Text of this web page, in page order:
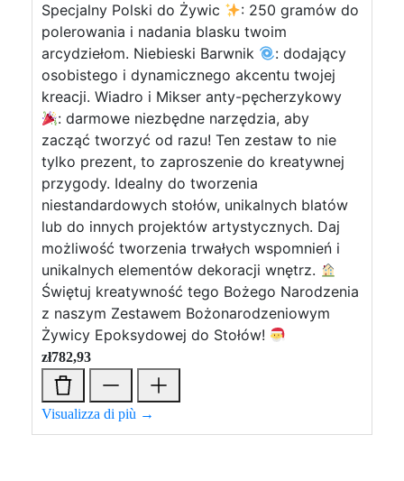
Specjalny Polski do Żywic
: 250 gramów do
polerowania i nadania blasku twoim
arcydziełom. Niebieski Barwnik
: dodający
osobistego i dynamicznego akcentu twojej
kreacji. Wiadro i Mikser anty-pęcherzykowy
: darmowe niezbędne narzędzia, aby
zacząć tworzyć od razu! Ten zestaw to nie
tylko prezent, to zaproszenie do kreatywnej
przygody. Idealny do tworzenia
niestandardowych stołów, unikalnych blatów
lub do innych projektów artystycznych. Daj
możliwość tworzenia trwałych wspomnień i
unikalnych elementów dekoracji wnętrz.
Świętuj kreatywność tego Bożego Narodzenia
z naszym Zestawem Bożonarodzeniowym
Żywicy Epoksydowej do Stołów!
zł782,93
Visualizza di più →